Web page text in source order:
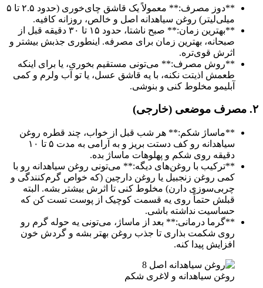
**دوز مصرف:** معمولاً یک قاشق چای‌خوری (حدود ۲.۵ تا ۵
میلی‌لیتر) روغن سیاهدانه اصل و خالص، روزانه کافیه.
**بهترین زمان:** صبح ناشتا، حدود ۱۵ تا ۳۰ دقیقه قبل از
صبحانه، بهترین زمان برای مصرفه. اینطوری جذبش بیشتر و
اثرش قوی‌تره.
**روش مصرف:** می‌تونی مستقیم بخوری، یا برای اینکه
طعمش اذیتت نکنه، با یه قاشق عسل، یا تو آب ولرم و کمی
آبلیمو مخلوط کنی و بنوشی.
۲. مصرف موضعی (خارجی)
**ماساژ شکم:** هر شب قبل از خواب، چند قطره روغن
سیاهدانه رو کف دستت بریز و به آرامی به مدت ۵ تا ۱۰
دقیقه روی شکم و پهلوهات ماساژ بده.
**ترکیب با روغن‌های دیگه:** می‌تونی روغن سیاهدانه رو با
کمی روغن زنجبیل یا روغن دارچین (که خواص گرم‌کنندگی و
چربی‌سوزی دارن) مخلوط کنی تا اثرش بیشتر بشه. البته
قبلش حتماً روی یه قسمت کوچیک از پوست تست کن که
حساسیت نداشته باشی.
**گرما درمانی:** بعد از ماساژ، می‌تونی یه حوله گرم رو
روی شکمت بذاری تا جذب روغن بهتر بشه و گردش خون
افزایش پیدا کنه.
روغن سیاهدانه و لاغری شکم